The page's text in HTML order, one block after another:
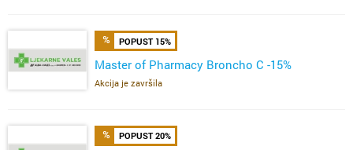
POPUST 15%
Master of Pharmacy Broncho C -15%
Akcija je završila
POPUST 20%